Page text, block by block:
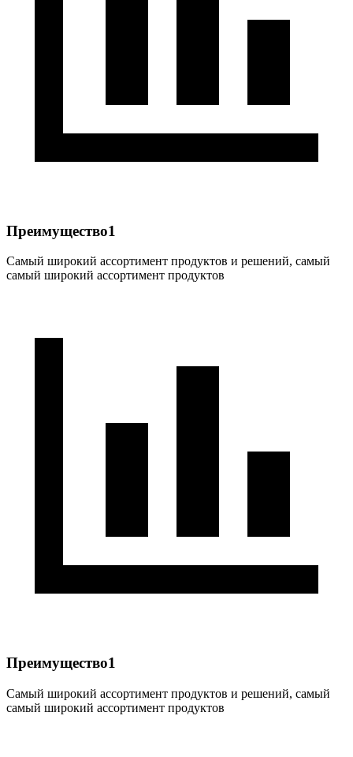
Преимущество1
Самый широкий ассортимент продуктов и решений, самый
самый широкий ассортимент продуктов
Преимущество1
Самый широкий ассортимент продуктов и решений, самый
самый широкий ассортимент продуктов